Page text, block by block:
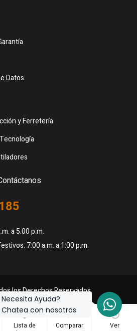
0
Lista de
Comparar
Ver
Datos
y Ferretería
a 5:00 p.m.
7:00 a.m. a 1:00 p.m.
los Derechos Reservados.
Necesita Ayuda?
Chatea con nosotros